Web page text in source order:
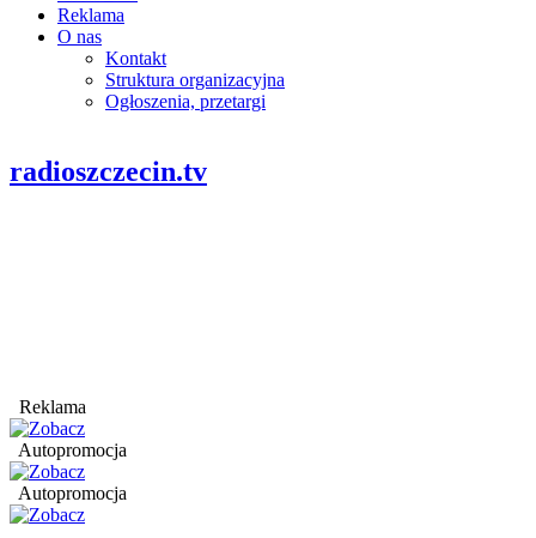
Reklama
O nas
Kontakt
Struktura organizacyjna
Ogłoszenia, przetargi
radioszczecin.tv
Reklama
Autopromocja
Autopromocja